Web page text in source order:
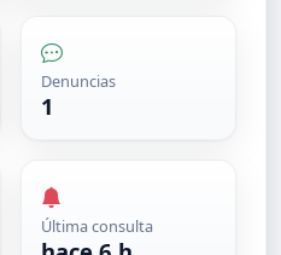
Denuncias
1
Última consulta